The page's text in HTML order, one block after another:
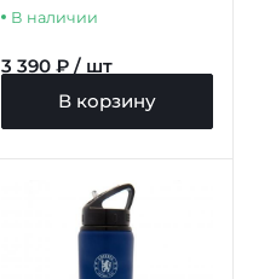
В наличии
3 390 ₽ / шт
В корзину